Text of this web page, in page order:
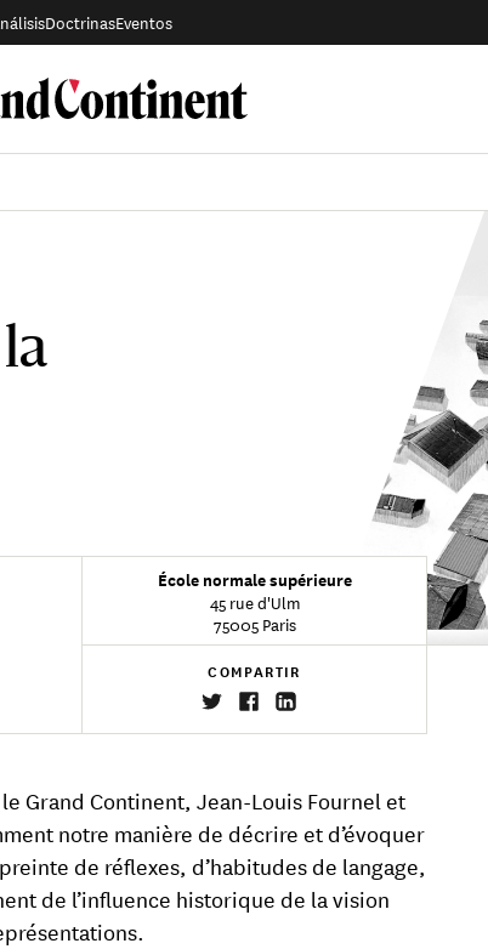
DoctrinasEventos
École normale supérieure
45 rue d'Ulm
75005 Paris
COMPARTIR
Grand Continent, Jean-Louis Fournel et
notre manière de décrire et d’évoquer
de réflexes, d’habitudes de langage,
de l’influence historique de la vision